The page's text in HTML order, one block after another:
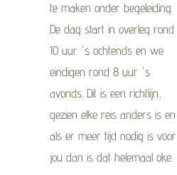
te maken onder begeleiding.
De dag start in overleg rond
10 uur 's ochtends en we
eindigen rond 8 uur 's
avonds. Dit is een richtlijn,
gezien elke reis anders is en
als er meer tijd nodig is voor
jou dan is dat helemaal oke.